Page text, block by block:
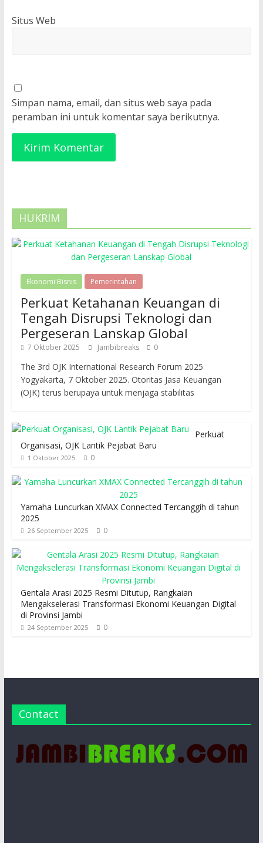
Situs Web
Simpan nama, email, dan situs web saya pada
peramban ini untuk komentar saya berikutnya.
HUKRIM
Ekonomi Bisnis Pemerintahan
Perkuat Ketahanan Keuangan di
Tengah Disrupsi Teknologi dan
Pergeseran Lanskap Global
7 Oktober 2025 Jambibreaks 0
The 3rd OJK International Research Forum 2025
Yogyakarta, 7 Oktober 2025. Otoritas Jasa Keuangan
(OJK) terus berupaya untuk menjaga stabilitas
Perkuat
Organisasi, OJK Lantik Pejabat Baru
1 Oktober 2025 0
Yamaha Luncurkan XMAX Connected Tercanggih di tahun
2025
26 September 2025 0
Gentala Arasi 2025 Resmi Ditutup, Rangkaian
Mengakselerasi Transformasi Ekonomi Keuangan Digital
di Provinsi Jambi
24 September 2025 0
Contact